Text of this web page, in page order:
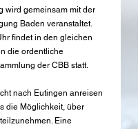
wird gemeinsam mit der
Baden veranstaltet.
findet in den gleichen
die ordentliche
der CBB statt.
nach Eutingen anreisen
die Möglichkeit, über
Eine